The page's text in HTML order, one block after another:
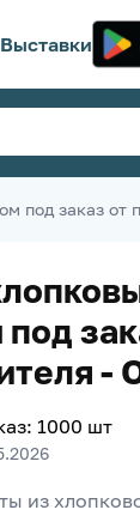
Выставки
под заказ от
-
: 1000 шт
из